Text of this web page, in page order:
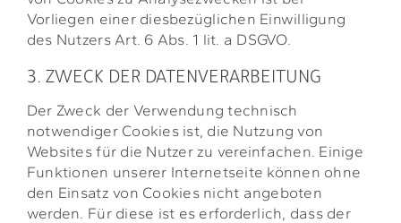
Vorliegen einer diesbezüglichen Einwilligung
des Nutzers Art. 6 Abs. 1 lit. a DSGVO.
3. ZWECK DER DATENVERARBEITUNG
Der Zweck der Verwendung technisch
notwendiger Cookies ist, die Nutzung von
Websites für die Nutzer zu vereinfachen. Einige
Funktionen unserer Internetseite können ohne
den Einsatz von Cookies nicht angeboten
werden. Für diese ist es erforderlich, dass der